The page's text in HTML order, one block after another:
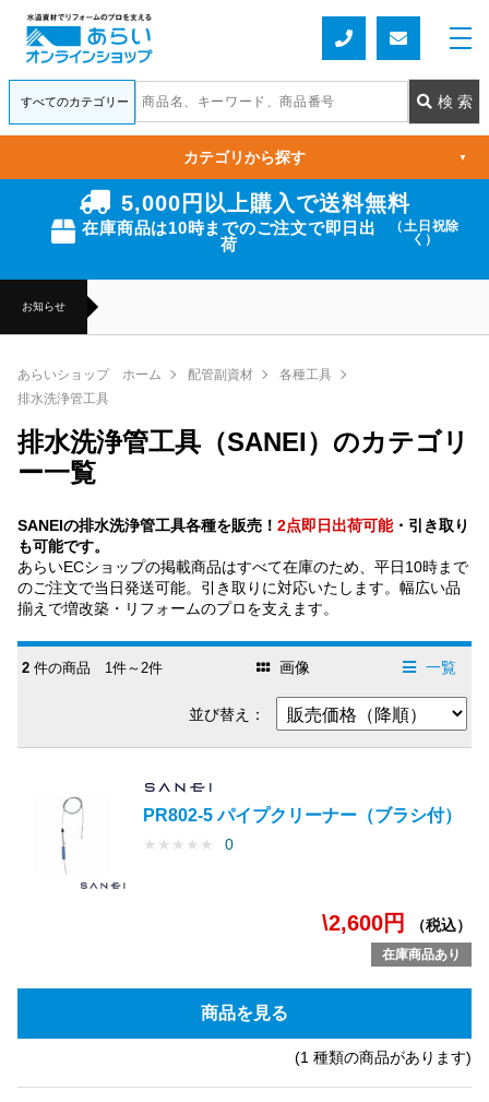
5,000円以上購入で送料無料
在庫商品は10時までのご注文で即日出
荷
（土日祝除
く）
お知らせ
カテゴリから探す ▼
あらいショップ ホーム 配管副資材
各種工具
排水洗浄管工具
排水洗浄管工具（SANEI）のカテゴリ
ー一覧
SANEIの排水洗浄管工具各種を販売！ 2点即日出荷可能・引き取り
も可能です。
あらいECショップの掲載商品はすべて在庫のため、平日10時まで
のご注文で当日発送可能。引き取りに対応いたします。幅広い品
揃えで増改築・リフォームのプロを支えます。
2 件の商品 1件～2件 画像 一覧
並び替え：
PR802-5 パイプクリーナー（ブラシ付）
★ ★ ★ ★ ★ 0
\2,600円 （税込）
在庫商品あり
商品を見る
(1 種類の商品があります)